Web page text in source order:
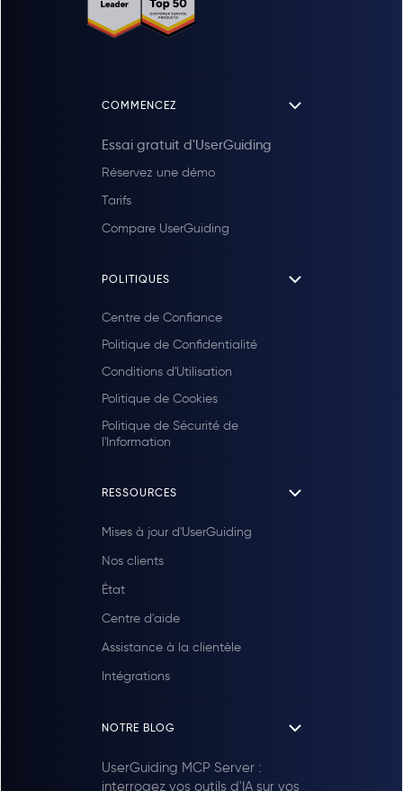
COMMENCEZ
Essai gratuit d'UserGuiding
Réservez une démo
Tarifs
Compare UserGuiding
POLITIQUES
Centre de Confiance
Politique de Confidentialité
Conditions d'Utilisation
Politique de Cookies
Politique de Sécurité de
l'Information
RESSOURCES
Mises à jour d'UserGuiding
Nos clients
État
Centre d'aide
Assistance à la clientèle
Intégrations
NOTRE BLOG
UserGuiding MCP Server :
interrogez vos outils d'IA sur vos